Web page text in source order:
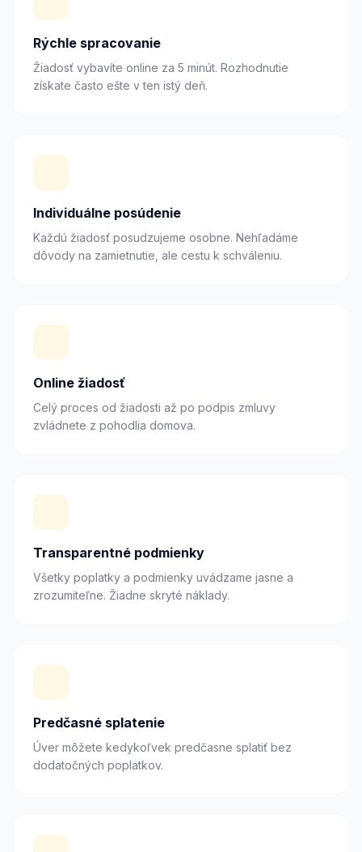
Rýchle spracovanie
Žiadosť vybavíte online za 5 minút. Rozhodnutie
získate často ešte v ten istý deň.
Individuálne posúdenie
Každú žiadosť posudzujeme osobne. Nehľadáme
dôvody na zamietnutie, ale cestu k schváleniu.
Online žiadosť
Celý proces od žiadosti až po podpis zmluvy
zvládnete z pohodlia domova.
Transparentné podmienky
Všetky poplatky a podmienky uvádzame jasne a
zrozumiteľne. Žiadne skryté náklady.
Predčasné splatenie
Úver môžete kedykoľvek predčasne splatiť bez
dodatočných poplatkov.